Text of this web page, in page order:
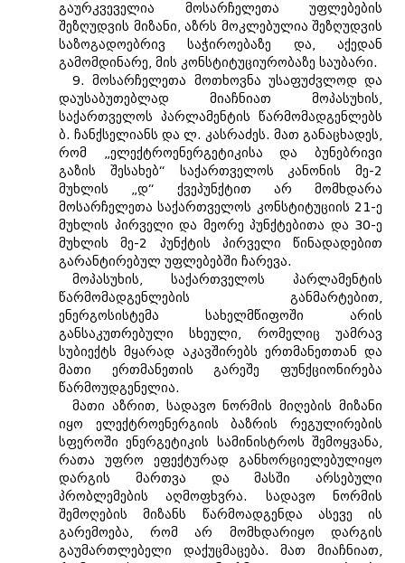
გაურკვეველია მოსარჩელეთა უფლებების
შეზღუდვის მიზანი, აზრს მოკლებულია შეზღუდვის
საზოგადოებრივ საჭიროებაზე და, აქედან
გამომდინარე, მის კონსტიტუციურობაზე საუბარი.
9. მოსარჩელეთა მოთხოვნა უსაფუძვლოდ და
დაუსაბუთებლად მიაჩნიათ მოპასუხის,
საქართველოს პარლამენტის წარმომადგენლებს
ბ. ჩანქსელიანს და ლ. კასრაძეს. მათ განაცხადეს,
რომ „ელექტროენერგეტიკისა და ბუნებრივი
გაზის შესახებ“ საქართველოს კანონის მე-2
მუხლის „დ“ ქვეპუნქტით არ მომხდარა
მოსარჩელეთა საქართველოს კონსტიტუციის 21-ე
მუხლის პირველი და მეორე პუნქტებითა და 30-ე
მუხლის მე-2 პუნქტის პირველი წინადადებით
გარანტირებულ უფლებებში ჩარევა.
მოპასუხის, საქართველოს პარლამენტის
წარმომადგენლების განმარტებით,
ენერგოსისტემა სახელმწიფოში არის
განსაკუთრებული სხეული, რომელიც უამრავ
სუბიექტს მყარად აკავშირებს ერთმანეთთან და
მათი ერთმანეთის გარეშე ფუნქციონირება
წარმოუდგენელია.
მათი აზრით, სადავო ნორმის მიღების მიზანი
იყო ელექტროენერგიის ბაზრის რეგულირების
სფეროში ენერგეტიკის სამინისტროს შემოყვანა,
რათა უფრო ეფექტურად განხორციელებულიყო
დარგის მართვა და მასში არსებული
პრობლემების აღმოფხვრა. სადავო ნორმის
შემოღების მიზანს წარმოადგენდა ასევე ის
გარემოება, რომ არ მომხდარიყო დარგის
გაუმართლებელი დაქუცმაცება. მათ მიაჩნიათ,